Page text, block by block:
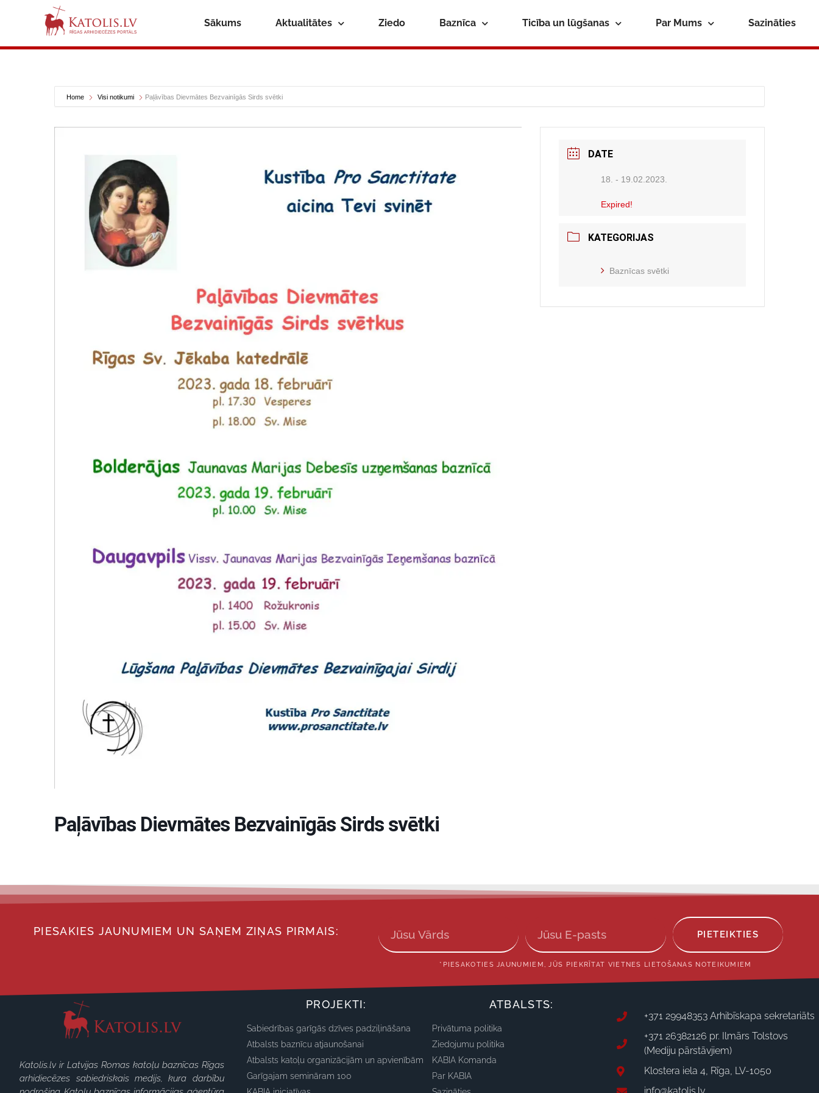
Sākums Aktualitātes Ziedo Baznīca Ticība un lūgšanas Par Mums Sazināties
Home Visi notikumi Paļāvības Dievmātes Bezvainīgās Sirds svētki
Paļāvības Dievmātes Bezvainīgās Sirds svētki
DATE
18. - 19.02.2023.
Expired!
KATEGORIJAS
Baznīcas svētki
PIESAKIES JAUNUMIEM UN SAŅEM ZIŅAS PIRMAIS: PIETEIKTIES
*PIESAKOTIES JAUNUMIEM, JŪS PIEKRĪTAT VIETNES LIETOŠANAS NOTEIKUMIEM
Katolis.lv ir Latvijas Romas katoļu baznīcas Rīgas
arhidiecēzes sabiedriskais medijs, kura darbību
PROJEKTI:
Sabiedrības garīgās dzīves padziļināšana
Atbalsts baznīcu atjaunošanai
Atbalsts katoļu organizācijām un apvienībām
Garīgajam semināram 100
ATBALSTS:
Privātuma politika
Ziedojumu politika
KABIA Komanda
Par KABIA
+371 29948353 Arhibīskapa sekretariāts
+371 26382126 pr. Ilmārs Tolstovs
(Mediju pārstāvjiem)
Klostera iela 4, Rīga, LV-1050